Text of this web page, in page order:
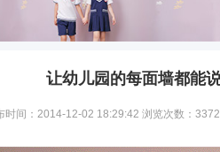
让幼儿园的每面墙都能
时间：2014-12-02 18:29:42 浏览次数：3372